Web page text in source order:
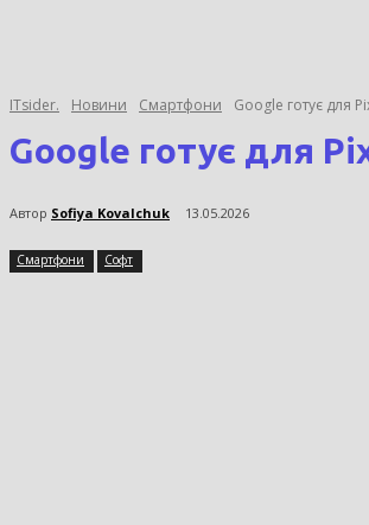
ITsider. Новини Смартфони Google готує для
Google готує для
Автор Sofiya Kovalchuk 13.05.2026
Смартфони Софт